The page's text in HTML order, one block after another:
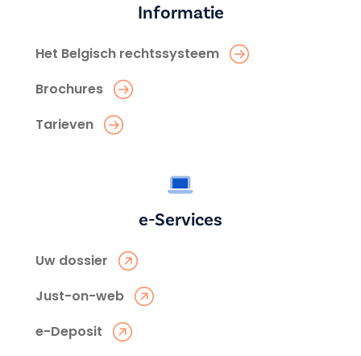
Informatie
Het Belgisch rechtssysteem
Brochures
Tarieven
e-Services
Uw dossier
Just-on-web
e-Deposit